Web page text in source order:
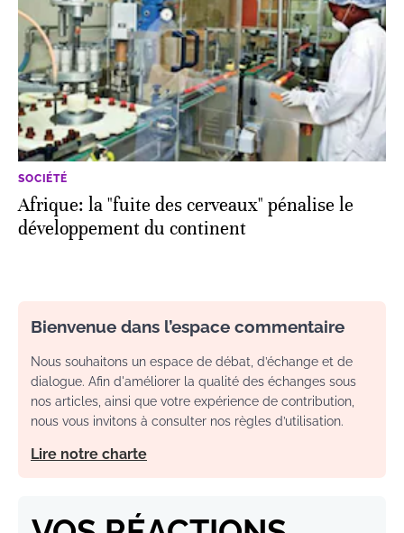
SOCIÉTÉ
Afrique: la "fuite des cerveaux" pénalise le
développement du continent
Bienvenue dans l’espace commentaire
Nous souhaitons un espace de débat, d’échange et de
dialogue. Afin d'améliorer la qualité des échanges sous
nos articles, ainsi que votre expérience de contribution,
nous vous invitons à consulter nos règles d’utilisation.
Lire notre charte